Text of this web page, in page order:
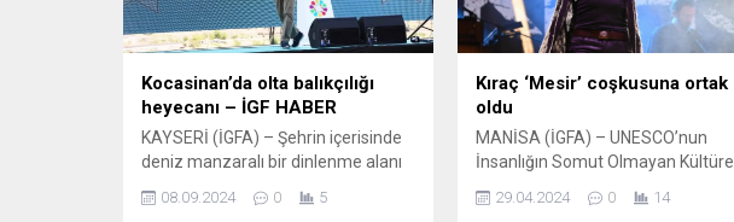
Kocasinan’da olta balıkçılığı
heyecanı – İGF HABER
KAYSERİ (İGFA) – Şehrin içerisinde
deniz manzaralı bir dinlenme alanı
olan Kuşçu’yu bir cazibe merkezi
haline getirdiklerini belirten
08.09.2024 0 5
Kıraç ‘Mesir’ coşkusuna ortak
oldu
MANİSA (İGFA) – UNESCO’nun
İnsanlığın Somut Olmayan Kültürel
Mirası Listesi’nde yer alan ve bu yıl
484’üncü kez gerçekleştirilen
29.04.2024 0 14